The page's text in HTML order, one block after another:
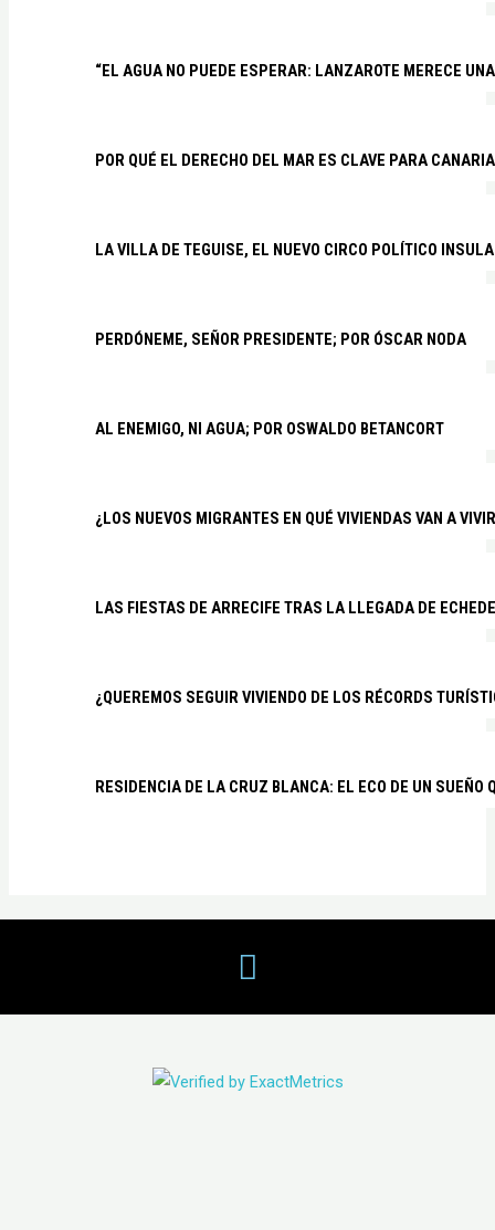
“EL AGUA NO PUEDE ESPERAR: LANZAROTE MERECE
POR QUÉ EL DERECHO DEL MAR ES CLAVE PARA
LA VILLA DE TEGUISE, EL NUEVO CIRCO POLÍTICO
PERDÓNEME, SEÑOR PRESIDENTE; POR ÓSCAR NODA
AL ENEMIGO, NI AGUA; POR OSWALDO BETANCORT
¿LOS NUEVOS MIGRANTES EN QUÉ VIVIENDAS VAN A
LAS FIESTAS DE ARRECIFE TRAS LA LLEGADA DE
¿QUEREMOS SEGUIR VIVIENDO DE LOS RÉCORDS
RESIDENCIA DE LA CRUZ BLANCA: EL ECO DE UN SUEÑO